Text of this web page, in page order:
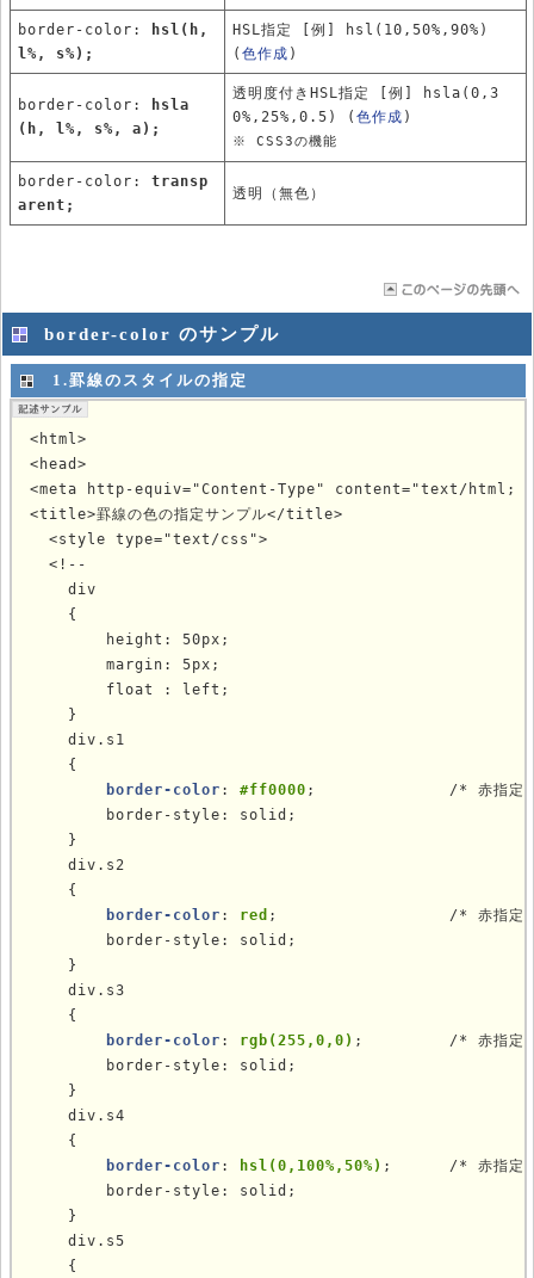
border-color:
hsl(h,
l%, s%);
HSL指定 [例] hsl(10,50%,90%)
( 色作成 )
border-color:
hsla
(h, l%, s%, a);
透明度付きHSL指定 [例] hsla(0,3
0%,25%,0.5) ( 色作成 )
※ CSS3の機能
border-color: transp
arent;
透明（無色）
border-color のサンプル
1.罫線のスタイルの指定
<html>
<head>
<meta http-equiv="Content-Type" content="text/html;
<title>罫線の色の指定サンプル</title>
  <style type="text/css">
  <!--
    div
    {
        height: 50px;
        margin: 5px;
        float : left;
    }
    div.s1
    {
border-color : #ff0000 ;              /* 赤指定
        border-style: solid;
    }
    div.s2
    {
border-color : red ;                  /* 赤指定
        border-style: solid;
    }
    div.s3
    {
border-color : rgb(255,0,0) ;         /* 赤指定
        border-style: solid;
    }
    div.s4
    {
border-color : hsl(0,100%,50%) ;      /* 赤指定
        border-style: solid;
    }
    div.s5
    {